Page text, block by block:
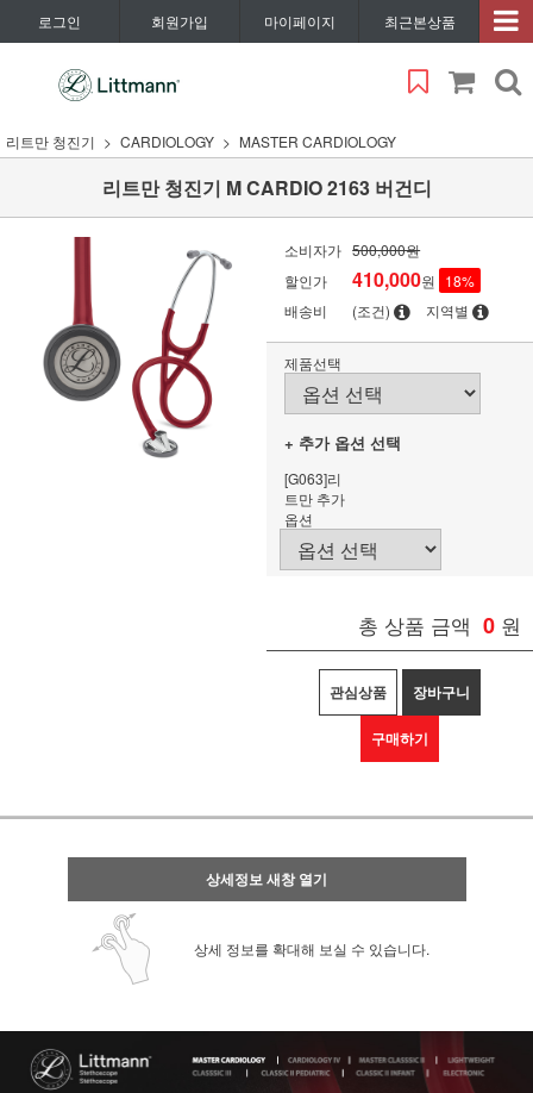
로그인 회원가입 마이페이지 최근본상품
리트만 청진기 CARDIOLOGY MASTER CARDIOLOGY
리트만 청진기 M CARDIO 2163 버건디
소비자가 500,000원
할인가
410,000원 18%
배송비
(조건) 지역별
제품선택
+ 추가 옵션 선택
[G063]리
트만 추가
옵션
총 상품 금액 0 원
관심상품 장바구니
구매하기
상세정보 새창 열기
상세 정보를 확대해 보실 수 있습니다.